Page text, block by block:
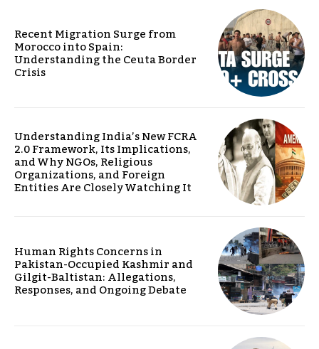
Recent Migration Surge from
Morocco into Spain:
Understanding the Ceuta Border
Crisis
Understanding India’s New FCRA
2.0 Framework, Its Implications,
and Why NGOs, Religious
Organizations, and Foreign
Entities Are Closely Watching It
Human Rights Concerns in
Pakistan-Occupied Kashmir and
Gilgit-Baltistan: Allegations,
Responses, and Ongoing Debate